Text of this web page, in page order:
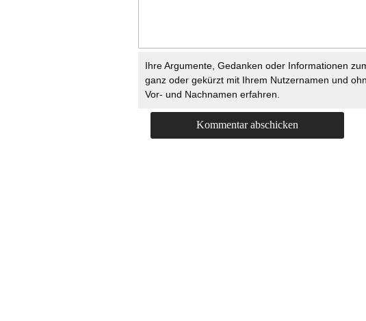
Ihre Argumente, Gedanken oder Informationen
ganz oder gekürzt mit Ihrem Nutzernamen und
Vor- und Nachnamen erfahren.